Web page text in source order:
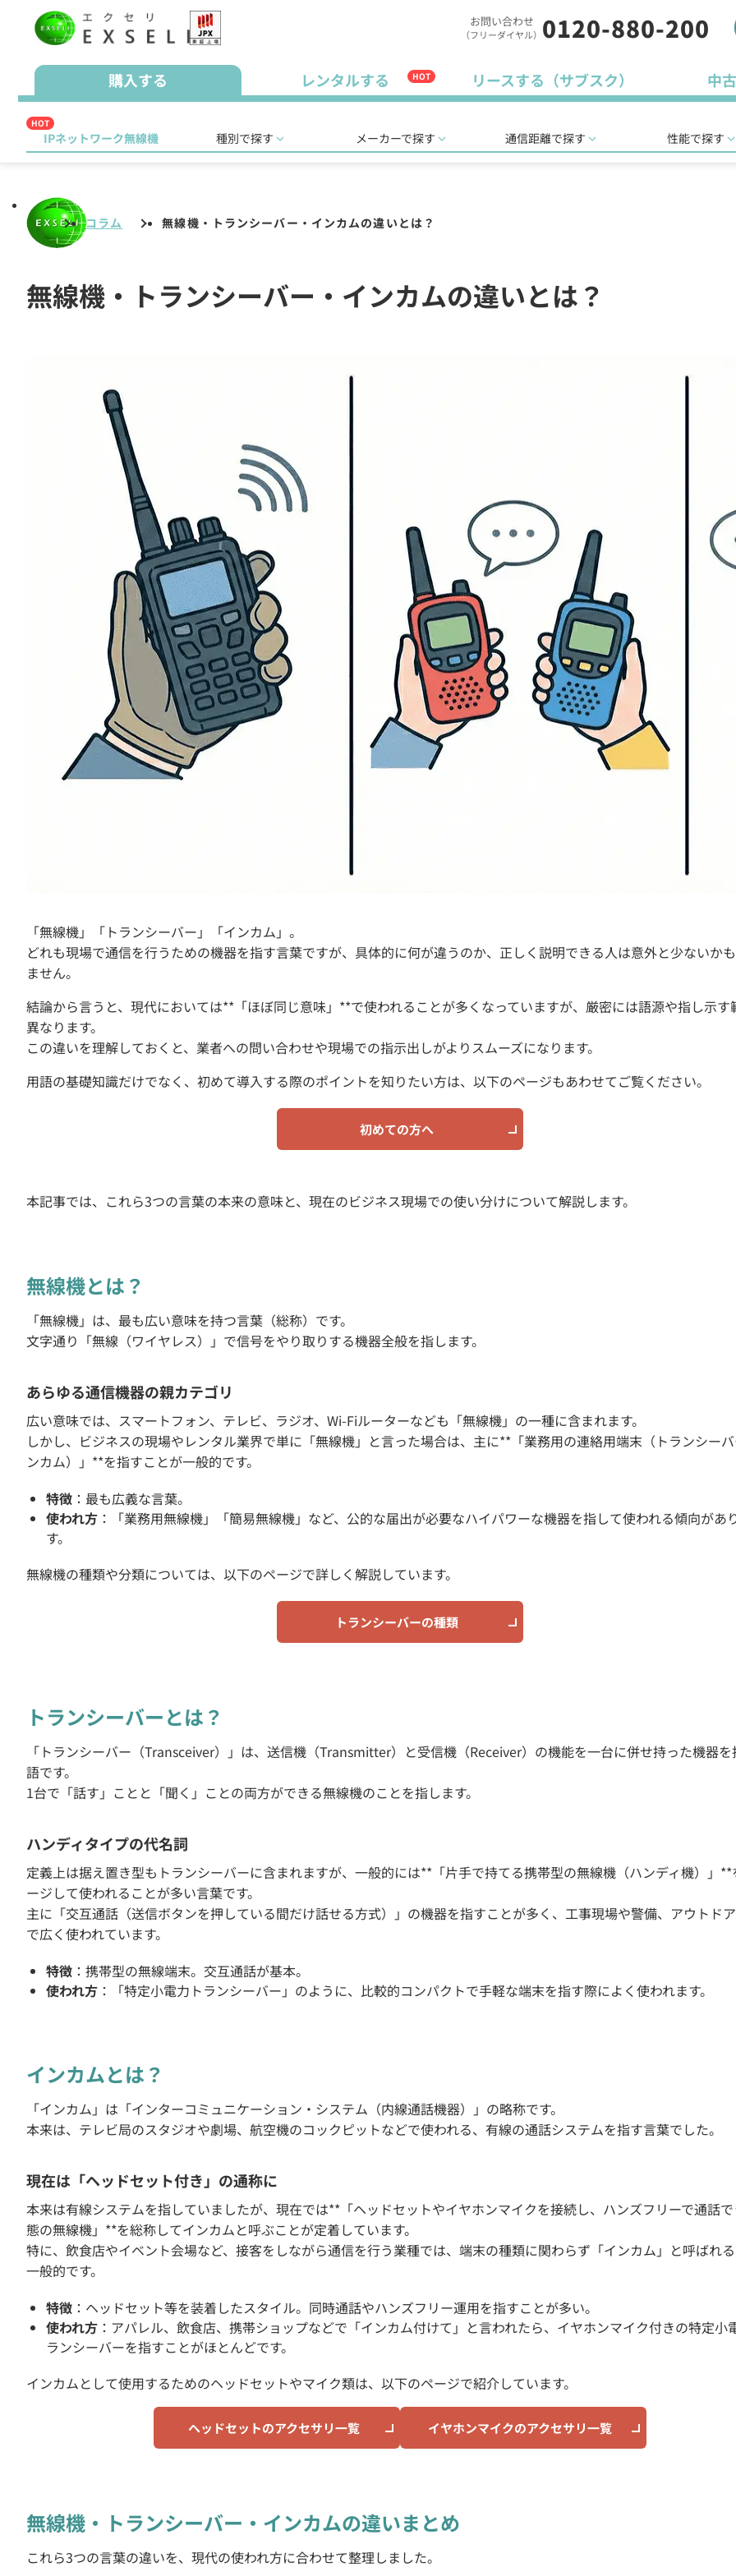
お問い合わせ
（フリーダイヤル） 0120-880-200
購入する レンタルする HOT リースする（サブスク） 中
HOT
IPネットワーク無線機 種別で探す メーカーで探す 通信距離で探す 性能で探す
コラム 無線機・トランシーバー・インカムの違いとは？
無線機・トランシーバー・インカムの違いとは？
「無線機」「トランシーバー」「インカム」。
どれも現場で通信を行うための機器を指す言葉ですが、具体的に何が違うのか、正しく説明できる人は意外と少ないか
ません。
結論から言うと、現代においては**「ほぼ同じ意味」**で使われることが多くなっていますが、厳密には語源や指し示す
異なります。
この違いを理解しておくと、業者への問い合わせや現場での指示出しがよりスムーズになります。
用語の基礎知識だけでなく、初めて導入する際のポイントを知りたい方は、以下のページもあわせてご覧ください。
初めての方へ
本記事では、これら3つの言葉の本来の意味と、現在のビジネス現場での使い分けについて解説します。
無線機とは？
「無線機」は、最も広い意味を持つ言葉（総称）です。
文字通り「無線（ワイヤレス）」で信号をやり取りする機器全般を指します。
あらゆる通信機器の親カテゴリ
広い意味では、スマートフォン、テレビ、ラジオ、Wi-Fiルーターなども「無線機」の一種に含まれます。
しかし、ビジネスの現場やレンタル業界で単に「無線機」と言った場合は、主に**「業務用の連絡用端末（トランシー
ンカム）」**を指すことが一般的です。
特徴 ：最も広義な言葉。
使われ方 ：「業務用無線機」「簡易無線機」など、公的な届出が必要なハイパワーな機器を指して使われる傾向があ
す。
無線機の種類や分類については、以下のページで詳しく解説しています。
トランシーバーの種類
トランシーバーとは？
「トランシーバー（Transceiver）」は、送信機（Transmitter）と受信機（Receiver）の機能を一台に併せ持った機器
語です。
1台で「話す」ことと「聞く」ことの両方ができる無線機のことを指します。
ハンディタイプの代名詞
定義上は据え置き型もトランシーバーに含まれますが、一般的には**「片手で持てる携帯型の無線機（ハンディ機）」**
ージして使われることが多い言葉です。
主に「交互通話（送信ボタンを押している間だけ話せる方式）」の機器を指すことが多く、工事現場や警備、アウトド
で広く使われています。
特徴 ：携帯型の無線端末。交互通話が基本。
使われ方 ：「特定小電力トランシーバー」のように、比較的コンパクトで手軽な端末を指す際によく使われます。
インカムとは？
「インカム」は「インターコミュニケーション・システム（内線通話機器）」の略称です。
本来は、テレビ局のスタジオや劇場、航空機のコックピットなどで使われる、有線の通話システムを指す言葉でした。
現在は「ヘッドセット付き」の通称に
本来は有線システムを指していましたが、現在では**「ヘッドセットやイヤホンマイクを接続し、ハンズフリーで通話
態の無線機」**を総称してインカムと呼ぶことが定着しています。
特に、飲食店やイベント会場など、接客をしながら通信を行う業種では、端末の種類に関わらず「インカム」と呼ばれ
一般的です。
特徴 ：ヘッドセット等を装着したスタイル。同時通話やハンズフリー運用を指すことが多い。
使われ方 ：アパレル、飲食店、携帯ショップなどで「インカム付けて」と言われたら、イヤホンマイク付きの特定小
ランシーバーを指すことがほとんどです。
インカムとして使用するためのヘッドセットやマイク類は、以下のページで紹介しています。
ヘッドセットのアクセサリ一覧 イヤホンマイクのアクセサリ一覧
無線機・トランシーバー・インカムの違いまとめ
これら3つの言葉の違いを、現代の使われ方に合わせて整理しました。